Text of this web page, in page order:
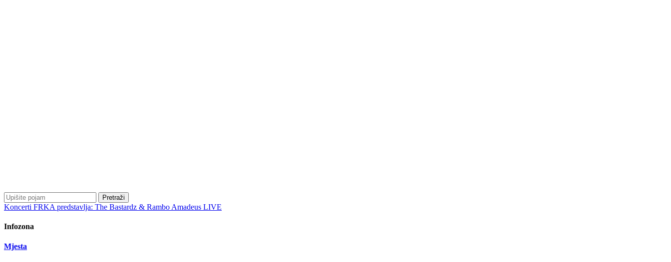
Pretraži
Koncerti FRKA predstavlja: The Bastardz & Rambo Amadeus LIVE
Infozona
Mjesta